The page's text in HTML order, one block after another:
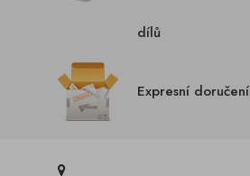
dílů
Expresní doručení